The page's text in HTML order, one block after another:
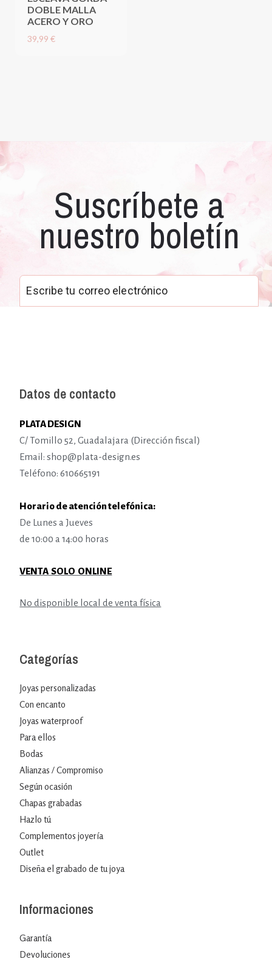
DOBLE MALLA
ACERO Y ORO
39,99 €
Suscríbete a
nuestro boletín
Datos de contacto
PLATA DESIGN
C/ Tomillo 52, Guadalajara (Dirección fiscal)
Email: shop@plata-design.es
Teléfono: 610665191
Horario de atención telefónica:
De Lunes a Jueves
de 10:00 a 14:00 horas
VENTA SOLO ONLINE
No disponible local de venta física
Categorías
Joyas personalizadas
Con encanto
Joyas waterproof
Para ellos
Bodas
Alianzas / Compromiso
Según ocasión
Chapas grabadas
Hazlo tú
Complementos joyería
Outlet
Diseña el grabado de tu joya
Informaciones
Garantía
Devoluciones